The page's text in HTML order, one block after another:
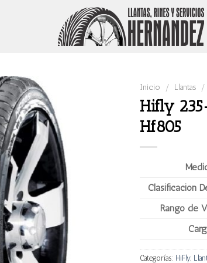
Inicio / Llantas /
Hifly
Hf805
Clasificación
Rango de
Categorías: HiFly,